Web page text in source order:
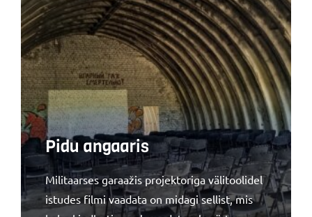
Pidu angaaris
Militaarses garaažis projektoriga välitoolidel
istudes filmi vaadata on midagi sellist, mis